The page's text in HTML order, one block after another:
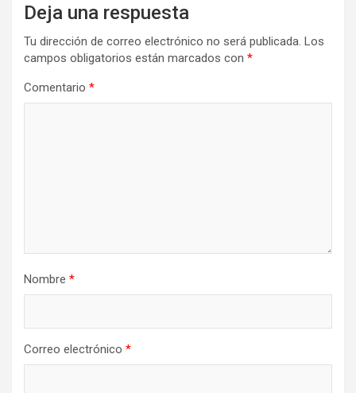
Deja una respuesta
Tu dirección de correo electrónico no será publicada. Los
campos obligatorios están marcados con *
Comentario *
Nombre *
Correo electrónico *